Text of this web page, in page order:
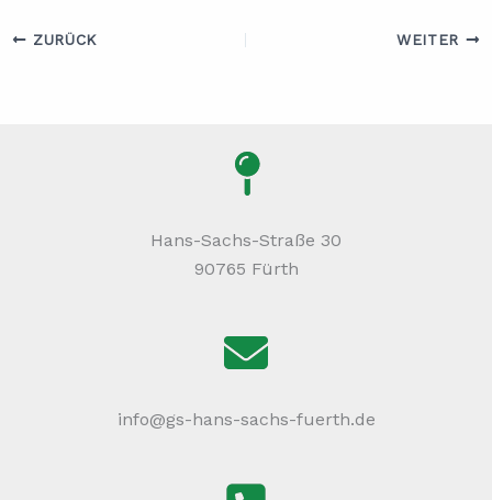
ZURÜCK WEITER
Hans-Sachs-Straße 30
90765 Fürth
info@gs-hans-sachs-fuerth.de